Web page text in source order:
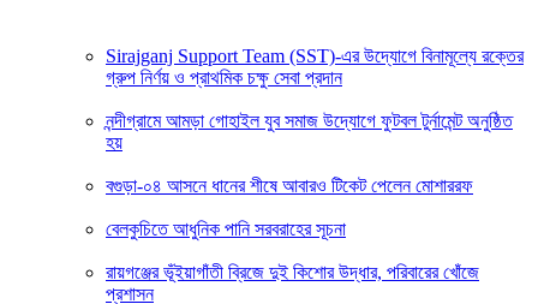
Sirajganj Support Team (SST)-এর উদ্যোগে বিনামূল্যে রক্তের
গ্রুপ নির্ণয় ও প্রাথমিক চক্ষু সেবা প্রদান
নন্দীগ্রামে আমড়া গোহাইল যুব সমাজ উদ্যোগে ফুটবল টুর্নামেন্ট অনুষ্ঠিত
হয়
বগুড়া-০৪ আসনে ধানের শীষে আবারও টিকেট পেলেন মোশাররফ
বেলকুচিতে আধুনিক পানি সরবরাহের সূচনা
রায়গঞ্জের ভূঁইয়াগাঁতী ব্রিজে দুই কিশোর উদ্ধার, পরিবারের খোঁজে
প্রশাসন